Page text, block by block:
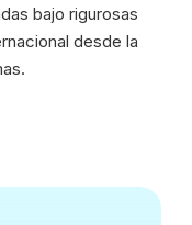
bajo rigurosas
desde la